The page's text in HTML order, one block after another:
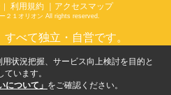
｜ 利用規約 ｜アクセスマップ
２１オリオン All rights reserved.
べて独立・自営です。
状況把握、サービス向上検討を目的と
います。
について」 をご確認ください。